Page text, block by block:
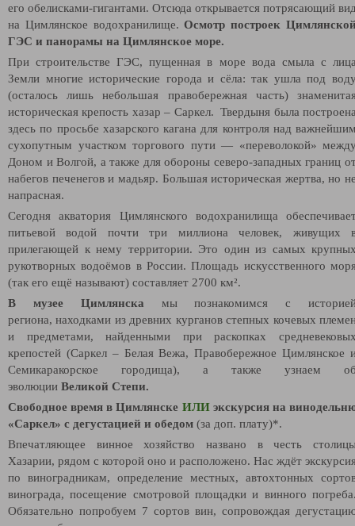
его обелисками-гигантами. Отсюда открывается потрясающий
на Цимлянское водохранилище.Осмотр построек
ГЭС и панорамы на Цимлянское море.
При строительстве ГЭС, пущенная в море вода смыла с
Земли многие исторические города и сёла: так ушла под
(осталось лишь небольшая правобережная часть)
историческая крепость хазар – Саркел. Твердыня была
здесь по просьбе хазарского кагана для контроля над
сухопутным участком торгового пути — «переволокой»
Доном и Волгой, а также для обороны северо-западных границ
набегов печенегов и мадьяр. Большая историческая жертва, но
напрасная.
Сегодня акватория Цимлянского водохранилища
питьевой водой почти три миллиона человек, живущих
прилегающей к нему территории. Это один из самых
рукотворных водоёмов в России. Площадь искусственного
(так его ещё называют) составляет 2700 км².
В музее Цимлянска мы познакомимся с
региона, находками из древних курганов степных кочевых
и предметами, найденными при раскопках
крепостей (Саркел – Белая Вежа, Правобережное Цимлянское
Семикаракорское городища), а также узнаем
эволюции Великой Степи.
Свободное время в Цимлянске ИЛИэкскурсия на
«Саркел» с дегустацией и обедом (за доп. плату)*.
Впечатляющее винное хозяйство названо в честь
Хазарии, рядом с которой оно и расположено. Нас ждёт
по виноградникам, определение местных, автохтонных
винограда, посещение смотровой площадки и винного
Обязательно попробуем 7 сортов вин, сопровождая